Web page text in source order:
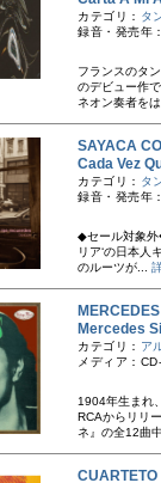
カテゴリ： タ
録音・発売年
フランスのタ
のデビュー作
ネオン奏者を
SAYACA
Cada Vez
カテゴリ： タ
録音・発売年
◆セール対象外
リア‘の日本人
のルーツが...
Mercedes
カテゴリ： ア
メディア：
1904年生まれ
RCAからリリ
ネ』の全12曲